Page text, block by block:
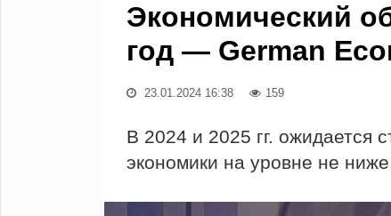
Экономический
год — German
23.01.2024 16:38 159
В 2024 и 2025 гг. ожидается
экономики на уровне не